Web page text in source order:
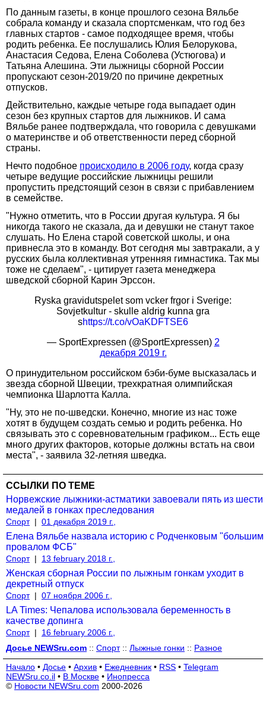
По данным газеты, в конце прошлого сезона Вяльбе
собрала команду и сказала спортсменкам, что год без
главных стартов - самое подходящее время, чтобы
родить ребенка. Ее послушались Юлия Белорукова,
Анастасия Седова, Елена Соболева (Устюгова) и
Татьяна Алешина. Эти лыжницы сборной России
пропускают сезон-2019/20 по причине декретных
отпусков.
Действительно, каждые четыре года выпадает один
сезон без крупных стартов для лыжников. И сама
Вяльбе ранее подтверждала, что говорила с девушками
о материнстве и об ответственности перед сборной
страны.
Нечто подобное происходило в 2006 году, когда сразу
четыре ведущие российские лыжницы решили
пропустить предстоящий сезон в связи с прибавлением
в семействе.
"Нужно отметить, что в России другая культура. Я бы
никогда такого не сказала, да и девушки не станут такое
слушать. Но Елена старой советской школы, и она
привнесла это в команду. Вот сегодня мы завтракали, а у
русских была коллективная утренняя гимнастика. Так мы
тоже не сделаем", - цитирует газета менеджера
шведской сборной Карин Эрссон.
Ryska gravidutspelet som vcker frgor i Sverige:
Sovjetkultur - skulle aldrig kunna gra
shttps://t.co/vOaKDFTSE6
— SportExpressen (@SportExpressen) 2
декабря 2019 г.
О принудительном российском бэби-буме высказалась и
звезда сборной Швеции, трехкратная олимпийская
чемпионка Шарлотта Калла.
"Ну, это не по-шведски. Конечно, многие из нас тоже
хотят в будущем создать семью и родить ребенка. Но
связывать это с соревновательным графиком... Есть еще
много других факторов, которые должны встать на свои
места", - заявила 32-летняя шведка.
ССЫЛКИ ПО ТЕМЕ
Норвежские лыжники-астматики завоевали пять из шести
медалей в гонках преследования
Спорт | 01 декабря 2019 г.,
Елена Вяльбе назвала историю с Родченковым "большим
провалом ФСБ"
Спорт | 13 february 2018 г.,
Женская сборная России по лыжным гонкам уходит в
декретный отпуск
Спорт | 07 ноября 2006 г.,
LA Times: Чепалова использовала беременность в
качестве допинга
Спорт |
16 february 2006 г.,
Досье NEWSru.com :: Спорт:: Лыжные гонки :: Разное
Начало • Досье • Архив • Ежедневник • RSS • Telegram
NEWSru.co.il • В Москве • Инопресса
© Новости NEWSru.com 2000-2026